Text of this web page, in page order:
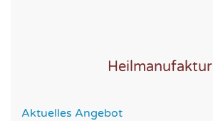
Heilmanufaktur
Aktuelles Angebot